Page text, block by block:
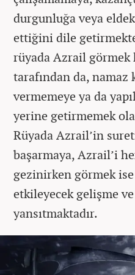
durgunluğa veya
ettiğini dile
rüyada Azrail
tarafından da, namaz
vermemeye ya da
yerine getirmemek
Rüyada Azrail’in
başarmaya, Azrail’i
gezinirken görmek
etkileyecek gelişme
yansıtmaktadır.